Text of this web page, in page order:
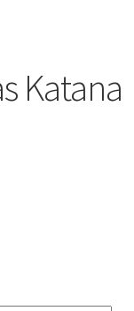
Katana